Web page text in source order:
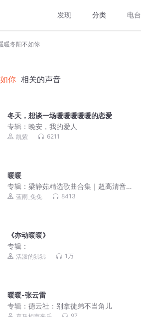
发现 分类 电台
暖冬阳不如你
你 相关的声音
冬天，想谈一场暖暖暖暖暖的恋爱
专辑： 晚安，我的爱人
凯紫 6211
暖暖
专辑： 梁静茹精选歌曲合集｜超高清音
质｜必备歌单
蓝雨_兔兔 8413
《亦动暖暖》
专辑：
活泼的狒狒 1万
暖暖-张云雷
专辑： 德云社：别拿徒弟不当角儿